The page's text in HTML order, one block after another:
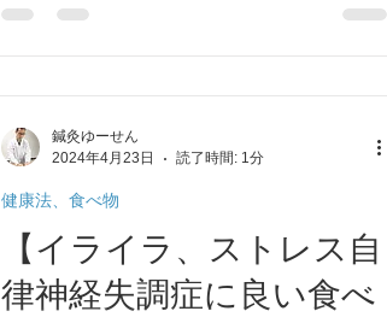
八尾/河内山本/高安/恩智/
東洋医学/ 自律神経失調
ひと目で分かる自律神経簡単図です。
【イライラ、ストレス自
律神経失調症に良い食べ
健康法、食べ物
鍼灸ゆーせん
2024年4月23日
読了時間: 1分